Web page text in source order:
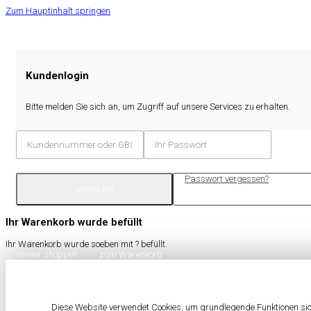
Zum Hauptinhalt springen
Kundenlogin
Bitte melden Sie sich an, um Zugriff auf unsere Services zu erhalten.
Passwort vergessen?
Ihr Warenkorb wurde befüllt
Ihr Warenkorb wurde soeben mit ? befüllt.
Weiter shoppen
zum Warenkorb
Diese Website verwendet Cookies, um grundlegende Funktionen